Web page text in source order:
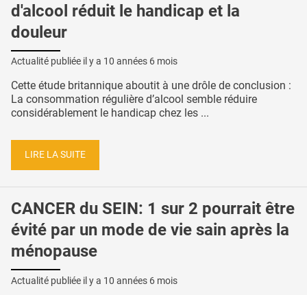
d'alcool réduit le handicap et la
douleur
Actualité publiée il y a 10 années 6 mois
Cette étude britannique aboutit à une drôle de conclusion :
La consommation régulière d’alcool semble réduire
considérablement le handicap chez les ...
LIRE LA SUITE
CANCER du SEIN: 1 sur 2 pourrait être
évité par un mode de vie sain après la
ménopause
Actualité publiée il y a 10 années 6 mois